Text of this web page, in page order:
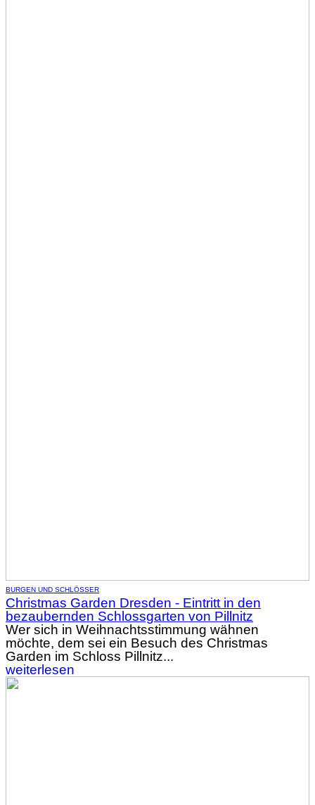
BURGEN UND SCHLÖSSER
Christmas Garden Dresden - Eintritt in den
bezaubernden Schlossgarten von Pillnitz
Wer sich in Weihnachtsstimmung wähnen
möchte, dem sei ein Besuch des Christmas
Garden im Schloss Pillnitz...
weiterlesen